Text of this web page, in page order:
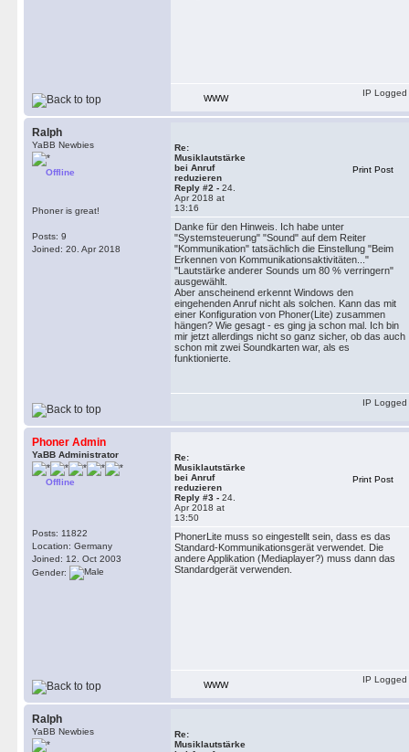
WWW
IP Logged
Ralph
YaBB Newbies
Offline
Phoner is great!
Posts: 9
Joined: 20. Apr 2018
Re:
Musiklautstärke
bei Anruf
reduzieren
Reply #2 - 24.
Apr 2018 at
13:16
Print Post
Danke für den Hinweis. Ich habe unter
"Systemsteuerung" "Sound" auf dem Reiter
"Kommunikation" tatsächlich die Einstellung "Beim
Erkennen von Kommunikationsaktivitäten..."
"Lautstärke anderer Sounds um 80 % verringern"
ausgewählt.
Aber anscheinend erkennt Windows den
eingehenden Anruf nicht als solchen. Kann das mit
einer Konfiguration von Phoner(Lite) zusammen
hängen? Wie gesagt - es ging ja schon mal. Ich bin
mir jetzt allerdings nicht so ganz sicher, ob das auch
schon mit zwei Soundkarten war, als es
funktionierte.
IP Logged
Phoner Admin
YaBB Administrator
Offline
Posts: 11822
Location: Germany
Joined: 12. Oct 2003
Gender:
Re:
Musiklautstärke
bei Anruf
reduzieren
Reply #3 - 24.
Apr 2018 at
13:50
Print Post
PhonerLite muss so eingestellt sein, dass es das
Standard-Kommunikationsgerät verwendet. Die
andere Applikation (Mediaplayer?) muss dann das
Standardgerät verwenden.
WWW
IP Logged
Ralph
YaBB Newbies
Re:
Musiklautstärke